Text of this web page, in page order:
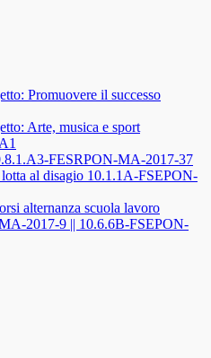
Promuovere il successo
Arte, musica e sport
FESRPON-MA-2017-37
al disagio 10.1.1A-FSEPON-
alternanza scuola lavoro
2017-9 || 10.6.6B-FSEPON-